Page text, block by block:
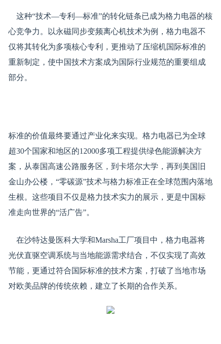
这种“技术—专利—标准”的转化链条已成为格力电器的核
心竞争力。以永磁同步变频离心机技术为例，格力电器不
仅将其转化为多项核心专利，更推动了压缩机国际标准的
重新制定，使中国技术方案成为国际行业规范的重要组成
部分。
标准的价值最终要通过产业化来实现。格力电器已为全球
超30个国家和地区的12000多项工程提供绿色能源解决方
案，从泰国高速公路服务区，到卡塔尔大学，再到美国旧
金山办公楼，“零碳源”技术与格力标准正在全球范围内落地
生根。这些项目不仅是格力技术实力的展示，更是中国标
准走向世界的“活广告”。
在沙特达曼医科大学和Marsha工厂项目中，格力电器将
光伏直驱空调系统与当地能源需求结合，不仅实现了高效
节能，更通过符合国际标准的技术方案，打破了当地市场
对欧美品牌的传统依赖，建立了长期的合作关系。